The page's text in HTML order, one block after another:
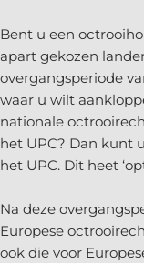
Bent u een
apart gekozen
overgangsperiode
waar u wilt
nationale
het UPC? Dan kunt
het UPC. Dit heet
Na deze
Europese
ook die voor